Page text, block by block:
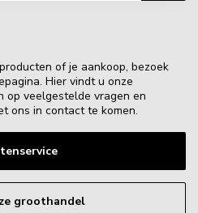
of je aankoop, bezoek
Hier vindt u onze
op veelgestelde vragen en
ons in contact te komen.
groothandel